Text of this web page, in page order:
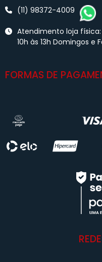
(11) 98372-4009
Atendimento loja física:
10h às 13h Domingos e
FORMAS DE